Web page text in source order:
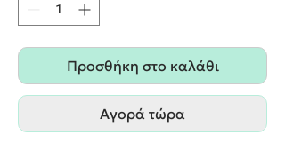
Προσθήκη στο καλάθι
Αγορά τώρα